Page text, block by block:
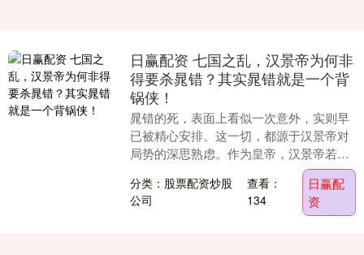
日赢配资 七国之乱，汉景帝为何非
得要杀晁错？其实晁错就是一个背
锅侠！
晁错的死，表面上看似一次意外，实则早
已被精心安排。这一切，都源于汉景帝对
局势的深思熟虑。作为皇帝，汉景帝若公
开宣称削藩之事，必然会激起朝堂上下的
强烈反应，尤其是....
分类：股票配资炒股
公司
查看：
134
日赢配
资